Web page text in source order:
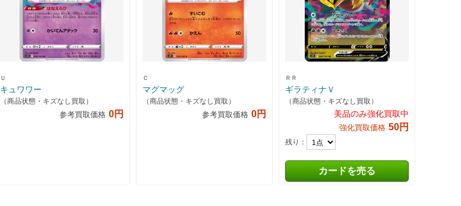
Ｕ
キュワワー
（商品状態・キズなし買取）
参考買取価格 0円
Ｃ
マグマッグ
（商品状態・キズなし買取）
参考買取価格 0円
ＲＲ
ギラティナＶ
（商品状態・キズなし買取）
美品のみ強化買取中
強化買取価格 50円
残り：
カードを売る